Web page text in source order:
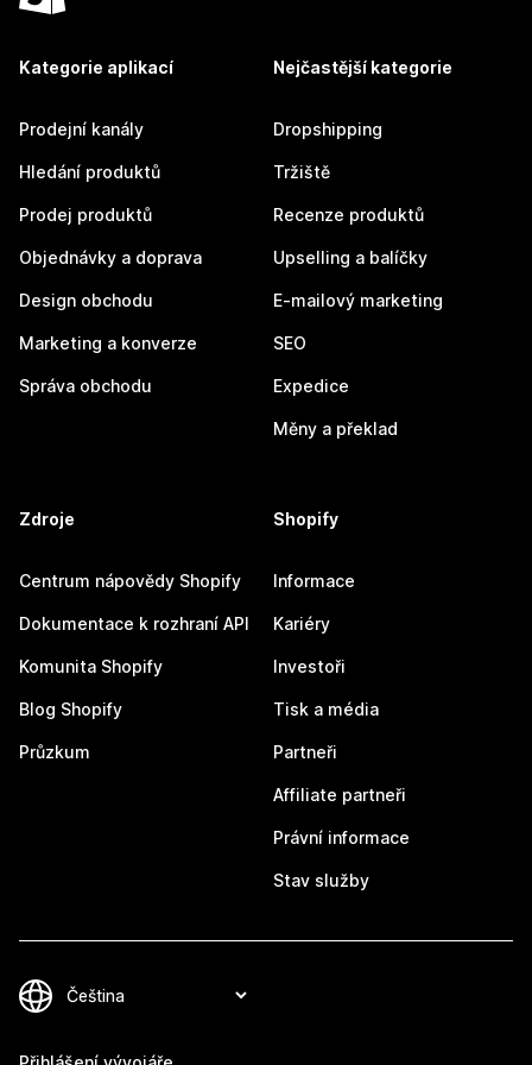
Kategorie aplikací
Prodejní kanály
Hledání produktů
Prodej produktů
Objednávky a doprava
Design obchodu
Marketing a konverze
Správa obchodu
Nejčastější kategorie
Dropshipping
Tržiště
Recenze produktů
Upselling a balíčky
E-mailový marketing
SEO
Expedice
Měny a překlad
Zdroje
Centrum nápovědy Shopify
Dokumentace k rozhraní API
Komunita Shopify
Blog Shopify
Průzkum
Shopify
Informace
Kariéry
Investoři
Tisk a média
Partneři
Affiliate partneři
Právní informace
Stav služby